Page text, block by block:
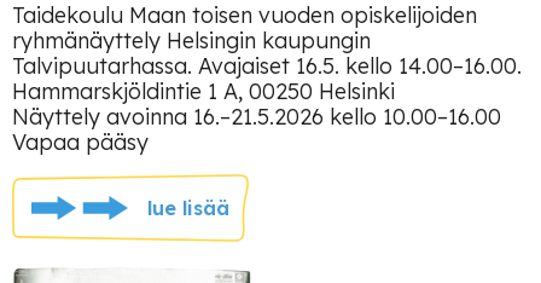
Taidekoulu Maan toisen vuoden opiskelijoiden
ryhmänäyttely Helsingin kaupungin
Talvipuutarhassa. Avajaiset 16.5. kello 14.00–16.00.
Hammarskjöldintie 1 A, 00250 Helsinki
Näyttely avoinna 16.–21.5.2026 kello 10.00–16.00
Vapaa pääsy
lue lisää